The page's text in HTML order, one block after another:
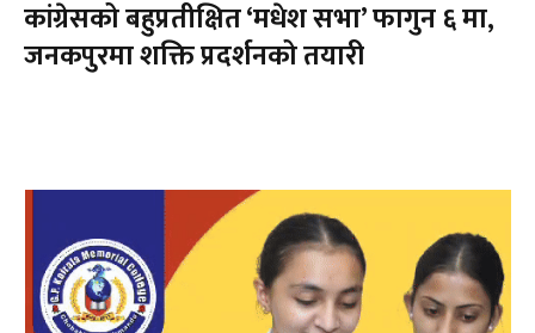
कांग्रेसको बहुप्रतीक्षित ‘मधेश सभा’ फागुन ६ मा,
जनकपुरमा शक्ति प्रदर्शनको तयारी